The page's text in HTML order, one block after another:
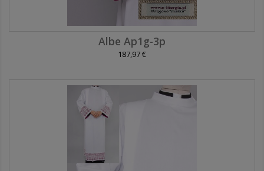
Albe Ap1g-3p
187,97 €